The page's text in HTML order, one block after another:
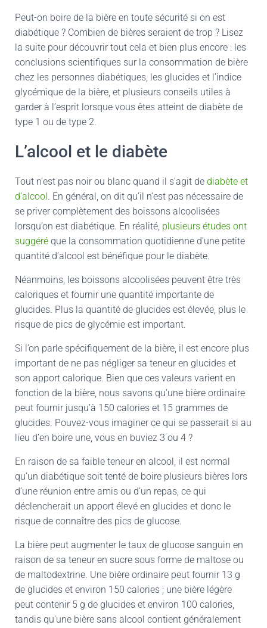
Peut-on boire de la bière en toute sécurité si on est
diabétique ? Combien de bières seraient de trop ? Lisez
la suite pour découvrir tout cela et bien plus encore : les
conclusions scientifiques sur la consommation de bière
chez les personnes diabétiques, les glucides et l’indice
glycémique de la bière, et plusieurs conseils utiles à
garder à l’esprit lorsque vous êtes atteint de diabète de
type 1 ou de type 2.
L’alcool et le diabète
Tout n’est pas noir ou blanc quand il s’agit de diabète et
d’alcool. En général, on dit qu’il n’est pas nécessaire de
se priver complètement des boissons alcoolisées
lorsqu’on est diabétique. En réalité, plusieurs études ont
suggéré que la consommation quotidienne d’une petite
quantité d’alcool est bénéfique pour le diabète.
Néanmoins, les boissons alcoolisées peuvent être très
caloriques et fournir une quantité importante de
glucides. Plus la quantité de glucides est élevée, plus le
risque de pics de glycémie est important.
Si l’on parle spécifiquement de la bière, il est encore plus
important de ne pas négliger sa teneur en glucides et
son apport calorique. Bien que ces valeurs varient en
fonction de la bière, nous savons qu’une bière ordinaire
peut fournir jusqu’à 150 calories et 15 grammes de
glucides. Pouvez-vous imaginer ce qui se passerait si au
lieu d’en boire une, vous en buviez 3 ou 4 ?
En raison de sa faible teneur en alcool, il est normal
qu’un diabétique soit tenté de boire plusieurs bières lors
d’une réunion entre amis ou d’un repas, ce qui
déclencherait un apport élevé en glucides et donc le
risque de connaître des pics de glucose.
La bière peut augmenter le taux de glucose sanguin en
raison de sa teneur en sucre sous forme de maltose ou
de maltodextrine. Une bière ordinaire peut fournir 13 g
de glucides et environ 150 calories ; une bière légère
peut contenir 5 g de glucides et environ 100 calories,
tandis qu’une bière sans alcool contient généralement